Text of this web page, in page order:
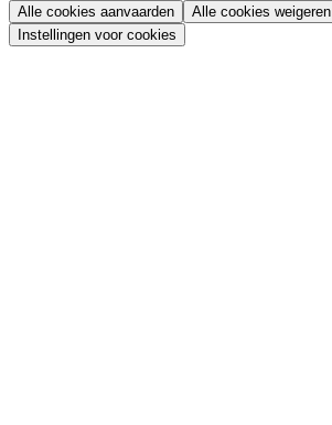
Alle cookies aanvaarden
Alle cookies weigeren
Instellingen voor cookies